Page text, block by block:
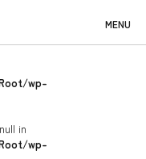
MENU
wp-
in
wp-